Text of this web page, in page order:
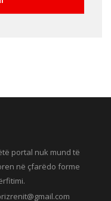
portal nuk mund të
në çfarëdo forme